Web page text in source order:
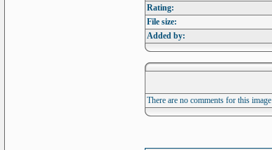
Rating:
File size:
Added by:
There are no comments for this image